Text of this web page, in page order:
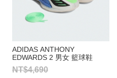
ADIDAS ANTHONY
EDWARDS 2 男女 籃球鞋
NT$4,690